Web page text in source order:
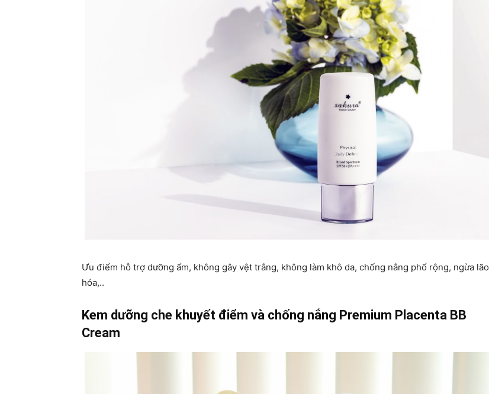
Ưu điểm hỗ trợ dưỡng ẩm, không gây vệt trắng, không làm khô da, chống nắng phổ rộng, ngừa lão
hóa,..
Kem dưỡng che khuyết điểm và chống nắng Premium Placenta BB
Cream